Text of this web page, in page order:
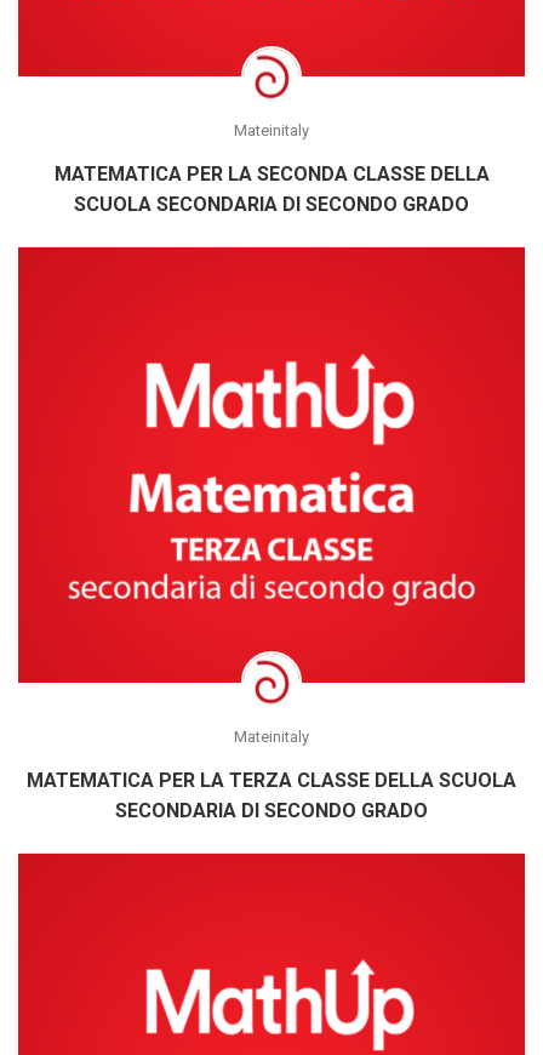
Mateinitaly
MATEMATICA PER LA SECONDA CLASSE DELLA
SCUOLA SECONDARIA DI SECONDO GRADO
Mateinitaly
MATEMATICA PER LA TERZA CLASSE DELLA SCUOLA
SECONDARIA DI SECONDO GRADO